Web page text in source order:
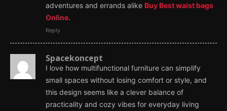
adventures and errands alike Buy Best waist bags
Online.
Reply
Spacekoncept
I love how multifunctional furniture can simplify
small spaces without losing comfort or style, and
this design seems like a clever balance of
practicality and cozy vibes for everyday living